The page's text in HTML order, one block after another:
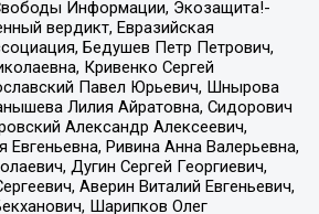
Информации, Экозащита!-
вердикт, Евразийская
Бедушев Петр Петрович,
Кривенко Сергей
Павел Юрьевич, Шнырова
Лилия Айратовна, Сидорович
Александр Алексеевич,
Евгеньевна, Ривина Анна Валерьевна,
Дугин Сергей Георгиевич,
Аверин Виталий Евгеньевич,
Шарипков Олег